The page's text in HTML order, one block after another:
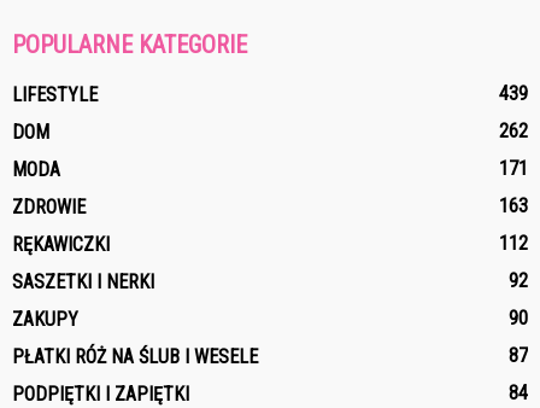
POPULARNE KATEGORIE
LIFESTYLE
439
DOM
262
MODA
171
ZDROWIE
163
RĘKAWICZKI
112
SASZETKI I NERKI
92
ZAKUPY
90
PŁATKI RÓŻ NA ŚLUB I WESELE
87
PODPIĘTKI I ZAPIĘTKI
84